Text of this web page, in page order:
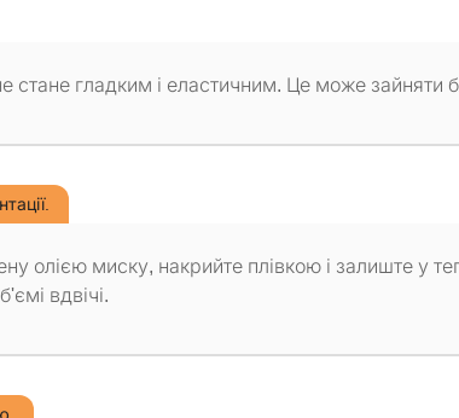
стане гладким і еластичним. Це може зайняти
олією миску, накрийте плівкою і залиште у
вдвічі.